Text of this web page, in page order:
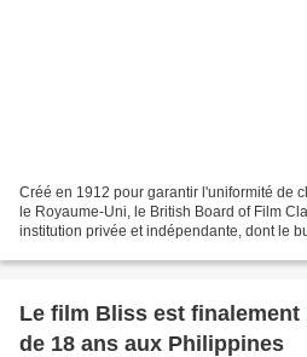
Créé en 1912 pour garantir l'uniformité de
le Royaume-Uni, le British Board of Film
institution privée et indépendante, dont le
Le film Bliss est
de 18 ans aux Philippines